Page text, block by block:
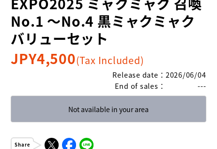
No.1 ～No.4 黒ミャクミャク
バリューセット
JPY4,500(Tax Included)
Release date ： 2026/06/04
End of sales ： ---
Not available in your area
Share